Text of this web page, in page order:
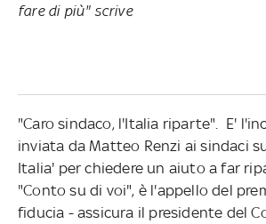
fare di più" scrive
"Caro sindaco, l'Italia riparte". E'
inviata da Matteo Renzi ai sindaci
Italia' per chiedere un aiuto a far
"Conto su di voi", è l'appello del
fiducia - assicura il presidente del